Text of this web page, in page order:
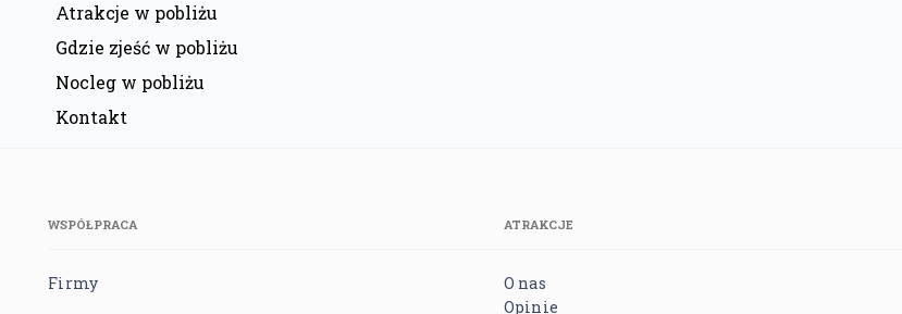
Atrakcje w pobliżu
Gdzie zjeść w pobliżu
Nocleg w pobliżu
Kontakt
WSPÓŁPRACA
Firmy
ATRAKCJE
O nas
Opinie